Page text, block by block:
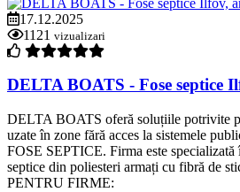
17.12.2025
1121 vizualizari
DELTA BOATS - Fose septice
DELTA BOATS oferă soluțiile potrivite
uzate în zone fără acces la sistemele
FOSE SEPTICE. Firma este specializată
septice din poliesteri armați cu fibră de
PENTRU FIRME: